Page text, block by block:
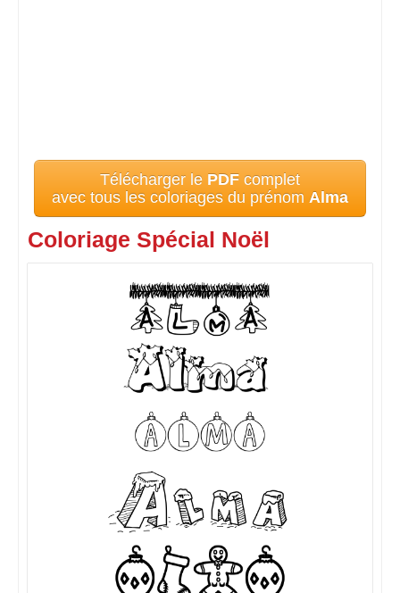
Télécharger le PDF complet
avec tous les coloriages du prénom Alma
Coloriage Spécial Noël